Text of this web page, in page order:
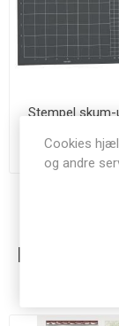
Stempel
78,00
Kunder
Cookies
og andre